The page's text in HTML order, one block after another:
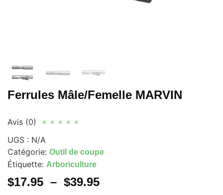
Ferrules Mâle/Femelle MARVIN
Avis (0) ★ ★ ★ ★ ★
UGS : N/A
Catégorie: Outil de coupe
Étiquette: Arboriculture
$17.95 – $39.95